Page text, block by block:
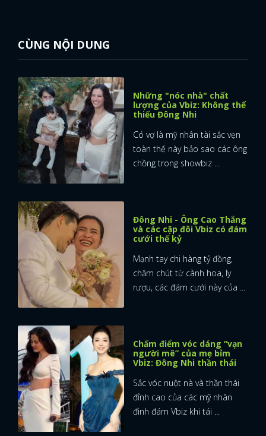
CÙNG NỘI DUNG
Những "nóc nhà" chất
lượng của Vbiz: Không thể
thiếu Đông Nhi
Có vợ là mỹ nhân tài sắc vẹn
toàn thế này bảo sao các ông
chồng trong showbiz ...
Đông Nhi - Ông Cao Thắng
và các cặp đôi Vbiz có đám
cưới thế kỷ
Mạnh tay chi hàng tỷ đồng,
chăm chút từ cành hoa, ly
rượu, các đám cưới này của ...
Chấm điểm vóc dáng “vạn
người mê” của mẹ bỉm
Vbiz: Đông Nhi thần thái
Sắc vóc nuột nà và thần thái
đỉnh cao của các mỹ nhân
đình đám Vbiz khi tái ...